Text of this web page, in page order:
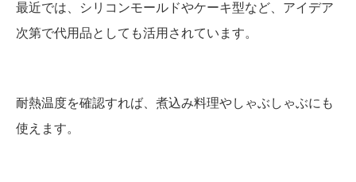
最近では、シリコンモールドやケーキ型など、アイデア
次第で代用品としても活用されています。
耐熱温度を確認すれば、煮込み料理やしゃぶしゃぶにも
使えます。